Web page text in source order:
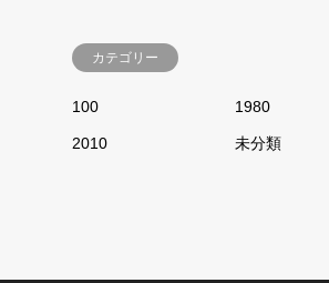
カテゴリー
100 1980
2010 未分類